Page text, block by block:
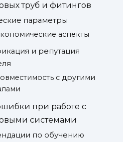
труб и фитингов
параметры
аспекты
и репутация
с другими
при работе с
системами
по обучению